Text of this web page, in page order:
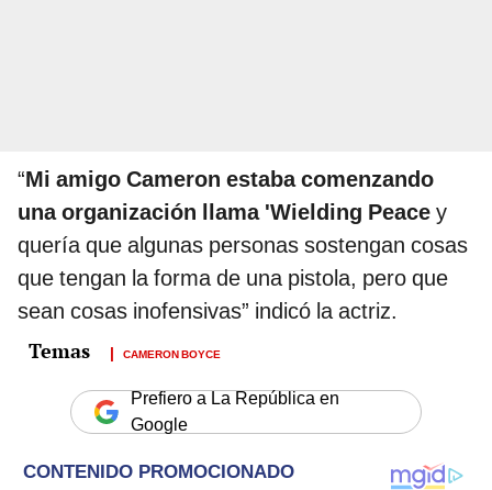
“Mi amigo Cameron estaba comenzando
una organización llama 'Wielding Peace y
quería que algunas personas sostengan cosas
que tengan la forma de una pistola, pero que
sean cosas inofensivas” indicó la actriz.
CAMERON BOYCE
Prefiero a La República en
Google